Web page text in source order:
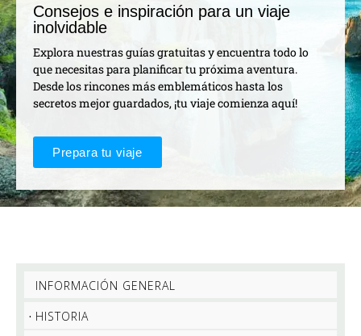
Consejos e inspiración para un viaje
inolvidable
Explora nuestras guías gratuitas y encuentra todo lo
que necesitas para planificar tu próxima aventura.
Desde los rincones más emblemáticos hasta los
secretos mejor guardados, ¡tu viaje comienza aquí!
Prepara tu viaje
INFORMACIÓN GENERAL
HISTORIA